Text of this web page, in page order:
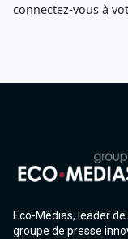
connectez-vous à
Eco-Médias, leader
groupe de presse